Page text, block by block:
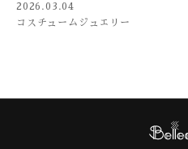
2026.03.04
コスチュームジュエリー